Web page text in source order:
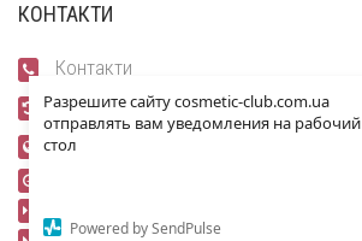
Разрешите сайту cosmetic-club.com.ua
отправлять вам уведомления на рабочий
стол
Powered by SendPulse
КОНТАКТИ
Контакти
Повернення
Мапа сайту